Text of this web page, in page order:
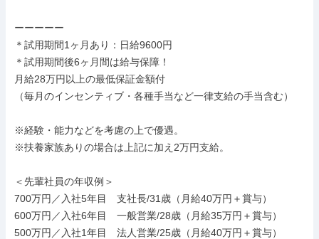
ーーーーー
＊試用期間1ヶ月あり：日給9600円
＊試用期間後6ヶ月間は給与保障！
月給28万円以上の最低保証金額付
（毎月のインセンティブ・各種手当など一律支給の手当含む）
※経験・能力などを考慮の上で優遇。
※扶養家族ありの場合は上記に加え2万円支給。
＜先輩社員の年収例＞
700万円／入社5年目　支社長/31歳（月給40万円＋賞与）
600万円／入社6年目　一般営業/28歳（月給35万円＋賞与）
500万円／入社1年目　法人営業/25歳（月給40万円＋賞与）